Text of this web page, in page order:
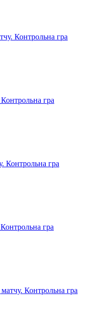
Контрольна гра
гра
гра
гра
Контрольна гра